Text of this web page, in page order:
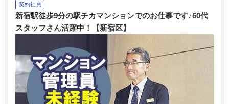
契約社員
新宿駅徒歩9分の駅チカマンションでのお仕事です♪60代
スタッフさん活躍中！【新宿区】